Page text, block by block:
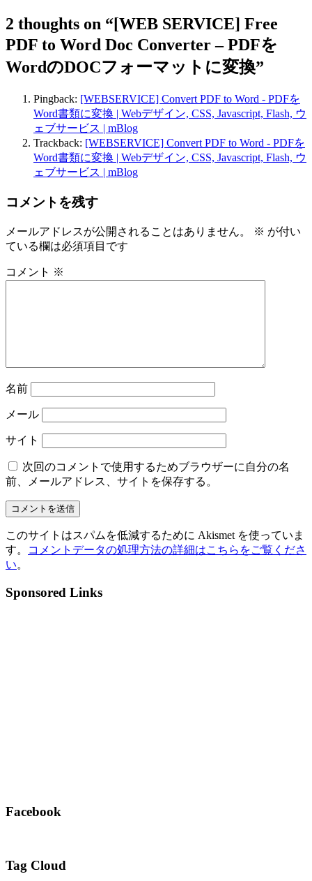
2 thoughts on “[WEB SERVICE] Free
PDF to Word Doc Converter – PDFを
WordのDOCフォーマットに変換”
Pingback: [WEBSERVICE] Convert PDF to Word - PDFを
Word書類に変換 | Webデザイン, CSS, Javascript, Flash, ウ
ェブサービス | mBlog
Trackback: [WEBSERVICE] Convert PDF to Word - PDFを
Word書類に変換 | Webデザイン, CSS, Javascript, Flash, ウ
ェブサービス | mBlog
コメントを残す
メールアドレスが公開されることはありません。 ※ が付い
ている欄は必須項目です
コメント ※
名前
メール
サイト
次回のコメントで使用するためブラウザーに自分の名
前、メールアドレス、サイトを保存する。
このサイトはスパムを低減するために Akismet を使っていま
す。
コメントデータの処理方法の詳細はこちらをご覧くださ
い。
Sponsored Links
Facebook
Tag Cloud